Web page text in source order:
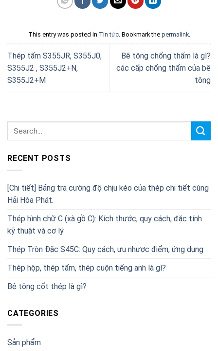
This entry was posted in Tin tức. Bookmark the permalink.
Thép tấm S355JR, S355J0,
S355J2 , S355J2+N,
S355J2+M
Bê tông chống thấm là gì?
các cấp chống thấm của bê
tông
RECENT POSTS
[Chi tiết] Bảng tra cường độ chịu kéo của thép chi tiết cùng
Hải Hòa Phát.
Thép hình chữ C (xà gồ C): Kích thước, quy cách, đặc tính
kỹ thuật và cơ lý
Thép Tròn Đặc S45C: Quy cách, ưu nhược điểm, ứng dụng
Thép hộp, thép tấm, thép cuộn tiếng anh là gì?
Bê tông cốt thép là gì?
CATEGORIES
Sản phẩm